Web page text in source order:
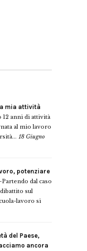
mia attività
12 anni di attività
al mio lavoro
18 Giugno
potenziare
Partendo dal caso
sul
lavoro si
del Paese,
ancora